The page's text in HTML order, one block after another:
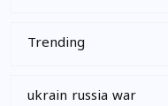
Trending
ukrain russia war